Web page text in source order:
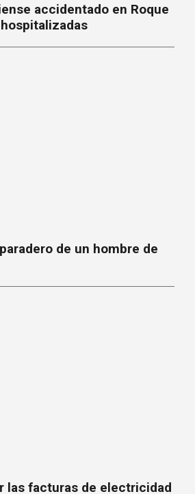
accidentado en Roque
de un hombre de
las facturas de electricidad